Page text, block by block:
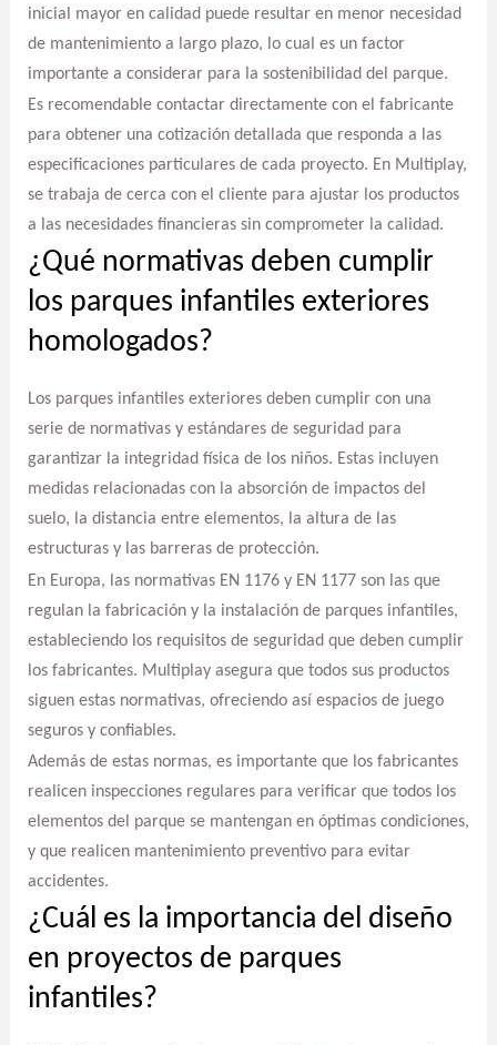
inicial mayor en calidad puede resultar en menor necesidad
de mantenimiento a largo plazo, lo cual es un factor
importante a considerar para la sostenibilidad del parque.
Es recomendable contactar directamente con el fabricante
para obtener una cotización detallada que responda a las
especificaciones particulares de cada proyecto. En Multiplay,
se trabaja de cerca con el cliente para ajustar los productos
a las necesidades financieras sin comprometer la calidad.
¿Qué normativas deben cumplir
los parques infantiles exteriores
homologados?
Los parques infantiles exteriores deben cumplir con una
serie de normativas y estándares de seguridad para
garantizar la integridad física de los niños. Estas incluyen
medidas relacionadas con la absorción de impactos del
suelo, la distancia entre elementos, la altura de las
estructuras y las barreras de protección.
En Europa, las normativas EN 1176 y EN 1177 son las que
regulan la fabricación y la instalación de parques infantiles,
estableciendo los requisitos de seguridad que deben cumplir
los fabricantes. Multiplay asegura que todos sus productos
siguen estas normativas, ofreciendo así espacios de juego
seguros y confiables.
Además de estas normas, es importante que los fabricantes
realicen inspecciones regulares para verificar que todos los
elementos del parque se mantengan en óptimas condiciones,
y que realicen mantenimiento preventivo para evitar
accidentes.
¿Cuál es la importancia del diseño
en proyectos de parques
infantiles?